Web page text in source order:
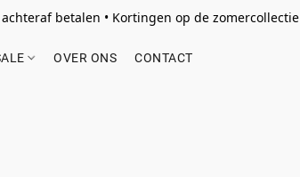
betalen • Kortingen op de zomercollectie
OVER ONS CONTACT